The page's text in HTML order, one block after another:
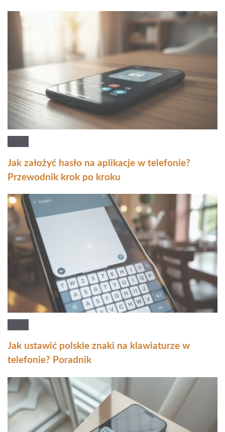
Jak założyć hasło na aplikacje w telefonie?
Przewodnik krok po kroku
Jak ustawić polskie znaki na klawiaturze w
telefonie? Poradnik